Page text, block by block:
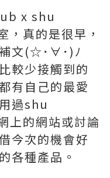
x shu
真的是很早，
補文(☆･∀･)ﾉ
較少接觸到的
有自己的最愛
過shu
上的網站或討論
今次的機會好
各種產品。